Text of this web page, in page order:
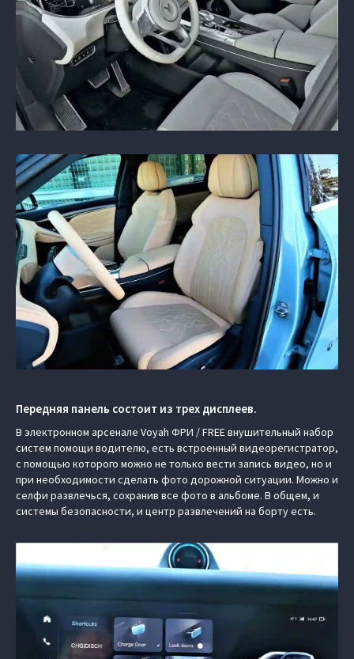
Передняя панель состоит из трех дисплеев.
В электронном арсенале Voyah ФРИ / FREE внушительный набор
систем помощи водителю, есть встроенный видеорегистратор,
с помощью которого можно не только вести запись видео, но и
при необходимости сделать фото дорожной ситуации. Можно и
селфи развлечься, сохранив все фото в альбоме. В общем, и
системы безопасности, и центр развлечений на борту есть.